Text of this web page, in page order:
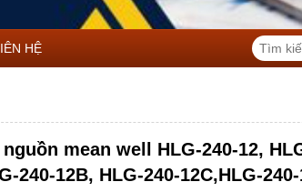
HỆ
mean well HLG-240-12,
240-12B, HLG-240-12C,HLG-